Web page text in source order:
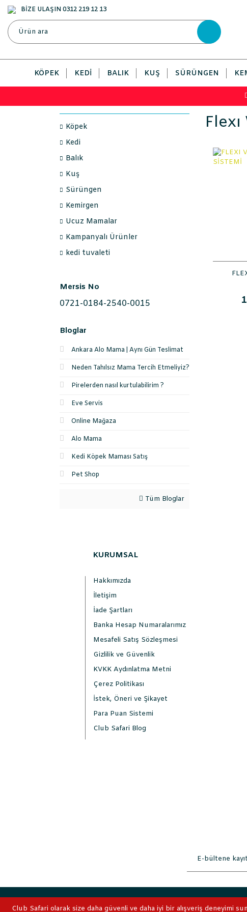
Club Safari olarak size daha güvenli ve daha iyi bir alışveriş deneyimi
BİZE ULAŞIN 0312 219 12 13
KÖPEK KEDI BALIK KUŞ SÜRÜNGEN
Köpek
Kedi
Balık
Kuş
Sürüngen
Kemirgen
Ucuz Mamalar
Kampanyalı Ürünler
kedi tuvaleti
Mersis No
0721-0184-2540-0015
Bloglar
Ankara Alo Mama | Aynı Gün Teslimat
Neden Tahılsız Mama Tercih Etmeliyiz?
Pirelerden nasıl kurtulabilirim ?
Eve Servis
Online Mağaza
Alo Mama
Kedi Köpek Maması Satış
Pet Shop
Tüm Bloglar
KURUMSAL
Hakkımızda
İletişim
İade Şartları
Banka Hesap Numaralarımız
Mesafeli Satış Sözleşmesi
Gizlilik ve Güvenlik
KVKK Aydınlatma Metni
Çerez Politikası
İstek, Öneri ve Şikayet
Para Puan Sistemi
Club Safari Blog